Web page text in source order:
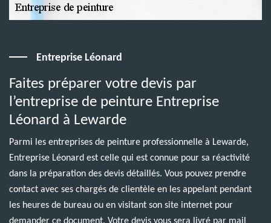
Entreprise Léonard
Faites préparer votre devis par
l’entreprise de peinture Entreprise
Léonard à Lewarde
Parmi les entreprises de peinture professionnelle à Lewarde,
Entreprise Léonard est celle qui est connue pour sa réactivité
dans la préparation des devis détaillés. Vous pouvez prendre
contact avec ses chargés de clientèle en les appelant pendant
les heures de bureau ou en visitant son site internet pour
demander ce document. Votre devis vous sera livré par mail